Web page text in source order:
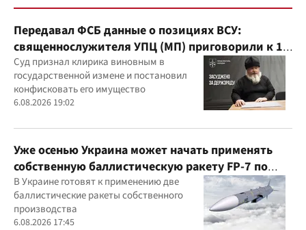
Передавал ФСБ данные о позициях ВСУ:
священнослужителя УПЦ (МП) приговорили к 15
годам
Суд признал клирика виновным в
государственной измене и постановил
конфисковать его имущество
6.08.2026 19:02
Уже осенью Украина может начать применять
собственную баллистическую ракету FP-7 по
вражеским целям
В Украине готовят к применению две
баллистические ракеты собственного
производства
6.08.2026 17:45